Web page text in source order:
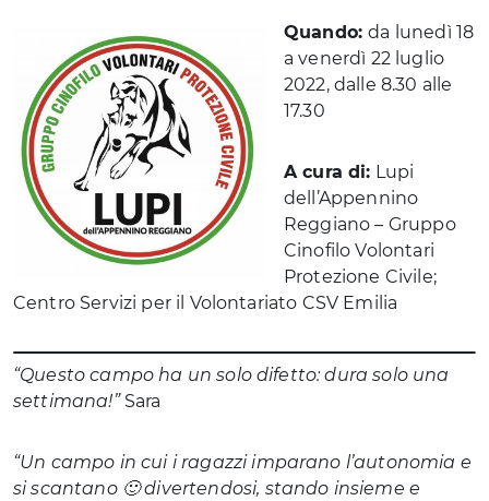
Quando:da lunedì 18
a venerdì 22 luglio
2022, dalle 8.30 alle
17.30
A cura di: Lupi
dell’Appennino
Reggiano – Gruppo
Cinofilo Volontari
Protezione Civile;
Centro Servizi per il Volontariato CSV Emilia
“Questo campo ha un solo difetto: dura solo una
settimana!” Sara
“Un campo in cui i ragazzi imparano l’autonomia e
si scantano 🙂 divertendosi, stando insieme e